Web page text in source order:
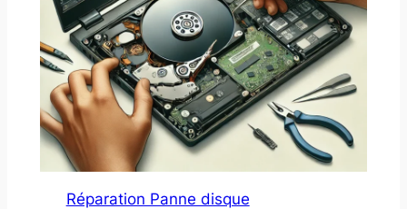
Réparation Panne disque